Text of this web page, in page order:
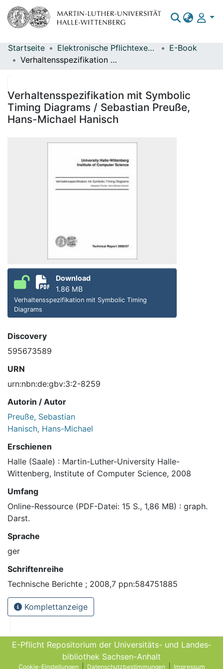
Bereiche & Sammlungen
Statistiken
Startseite Elektronische Pflichtexemplare
E-Book
Verhaltensspezifikation mit Symbolic Timing Diagrams / Sebastian Preuße, Hans-Michael Hanisch
Verhaltensspezifikation mit Symbolic
Timing Diagrams / Sebastian Preuße,
Hans-Michael Hanisch
Download
1.86 MB
Verhaltensspezifikation mit Symbolic Timing
Diagrams
Discovery
595673589
URN
urn:nbn:de:gbv:3:2-8259
Autorin / Autor
Preuße, Sebastian
Hanisch, Hans-Michael
Erschienen
Halle (Saale) : Martin-Luther-University Halle-
Wittenberg, Institute of Computer Science, 2008
Umfang
Online-Ressource (PDF-Datei: 15 S., 1,86 MB) : graph.
Darst.
Sprache
ger
Schriftenreihe
Technische Berichte ; 2008,7 ppn:584751885
Komplettanzeige
E-Pflicht Repositorium der Universitäts- und Landes­
bibliothek Sachsen-Anhalt
Cookie-Einstellungen Datenschutzbestimmungen Impressum